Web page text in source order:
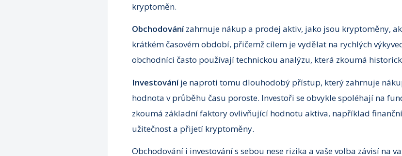
kryptoměn.
Obchodovánízahrnuje nákup a prodej aktiv, jako jsou kryptoměny,
krátkém časovém období, přičemž cílem je vydělat na rychlých
obchodníci často používají technickou analýzu, která zkoumá
Investováníje naproti tomu dlouhodobý přístup, který zahrnuje
hodnota v průběhu času poroste. Investoři se obvykle spoléhají na
zkoumá základní faktory ovlivňující hodnotu aktiva, například
užitečnost a přijetí kryptoměny.
Obchodování i investování s sebou nese rizika a vaše volba závisí na